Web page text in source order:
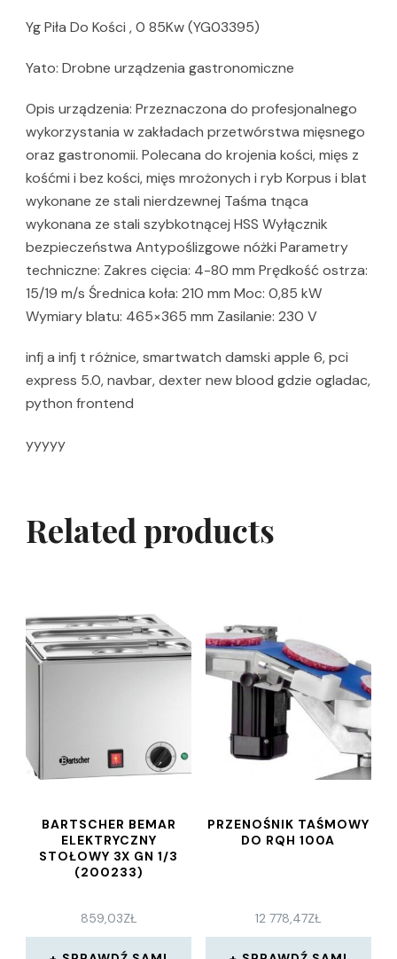
Yg Piła Do Kości , 0 85Kw (YG03395)
Yato: Drobne urządzenia gastronomiczne
Opis urządzenia: Przeznaczona do profesjonalnego
wykorzystania w zakładach przetwórstwa mięsnego
oraz gastronomii. Polecana do krojenia kości, mięs z
kośćmi i bez kości, mięs mrożonych i ryb Korpus i blat
wykonane ze stali nierdzewnej Taśma tnąca
wykonana ze stali szybkotnącej HSS Wyłącznik
bezpieczeństwa Antypoślizgowe nóżki Parametry
techniczne: Zakres cięcia: 4-80 mm Prędkość ostrza:
15/19 m/s Średnica koła: 210 mm Moc: 0,85 kW
Wymiary blatu: 465×365 mm Zasilanie: 230 V
infj a infj t różnice, smartwatch damski apple 6, pci
express 5.0, navbar, dexter new blood gdzie ogladac,
python frontend
yyyyy
Related products
BARTSCHER BEMAR
ELEKTRYCZNY
STOŁOWY 3X GN 1/3
(200233)
859,03ZŁ
PRZENOŚNIK TAŚMOWY
DO RQH 100A
12 778,47ZŁ